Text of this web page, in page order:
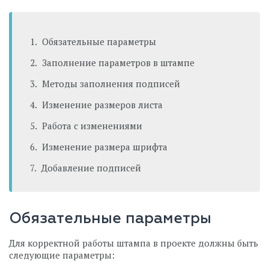
Обязательные параметры
Заполнение параметров в штампе
Методы заполнения подписей
Изменение размеров листа
Работа с изменениями
Изменение размера шрифта
Добавление подписей
Обязательные параметры
Для корректной работы штампа в проекте должны быть
следующие параметры: